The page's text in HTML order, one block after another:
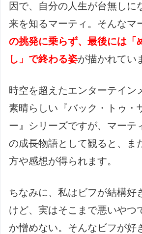
因で、自分の人生が台無しに
来を知るマーティ。そんなマ
の挑発に乗らず、最後には「
し」で終わる姿が描かれてい
時空を超えたエンターテイン
素晴らしい『バック・トゥ・
ー』シリーズですが、マーテ
の成長物語として観ると、ま
方や感想が得られます。
ちなみに、私はビフが結構好
けど、実はそこまで悪いやつ
か憎めない。そんなビフが好